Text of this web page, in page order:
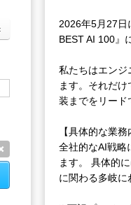
2026年5月27日
BEST AI 100』
私たちはエンジ
ます。それだ
装までをリード
【具体的な業務
全社的なAI戦略
ます。 具体的
に関わる多岐に